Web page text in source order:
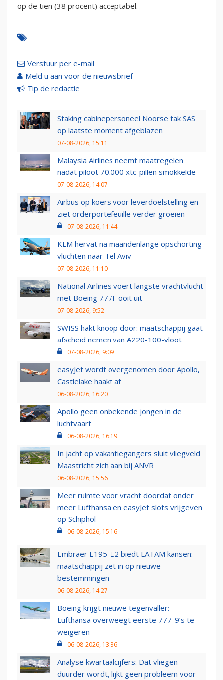
op de tien (38 procent) acceptabel.
Verstuur per e-mail
Meld u aan voor de nieuwsbrief
Tip de redactie
Staking cabinepersoneel Noorse tak SAS
op laatste moment afgeblazen
07-08-2026, 15:11
Malaysia Airlines neemt maatregelen
nadat piloot 70.000 xtc-pillen smokkelde
07-08-2026, 14:07
Airbus op koers voor leverdoelstelling en
ziet orderportefeuille verder groeien
07-08-2026, 11:44
KLM hervat na maandenlange opschorting
vluchten naar Tel Aviv
07-08-2026, 11:10
National Airlines voert langste vrachtvlucht
met Boeing 777F ooit uit
07-08-2026, 9:52
SWISS hakt knoop door: maatschappij gaat
afscheid nemen van A220-100-vloot
07-08-2026, 9:09
easyJet wordt overgenomen door Apollo,
Castlelake haakt af
06-08-2026, 16:20
Apollo geen onbekende jongen in de
luchtvaart
06-08-2026, 16:19
In jacht op vakantiegangers sluit vliegveld
Maastricht zich aan bij ANVR
06-08-2026, 15:56
Meer ruimte voor vracht doordat onder
meer Lufthansa en easyJet slots vrijgeven
op Schiphol
06-08-2026, 15:16
Embraer E195-E2 biedt LATAM kansen:
maatschappij zet in op nieuwe
bestemmingen
06-08-2026, 14:27
Boeing krijgt nieuwe tegenvaller:
Lufthansa overweegt eerste 777-9’s te
weigeren
06-08-2026, 13:36
Analyse kwartaalcijfers: Dat vliegen
duurder wordt, lijkt geen probleem voor